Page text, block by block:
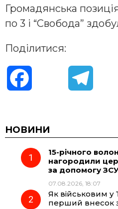
Громадянська
по 3 і “Свобода”
Поділитися:
c
e
o
e
g
r
НОВИНИ
15-річного
нагородили
за допомогу
07.08.2026, 18:07
Як військовим у
перший внесок